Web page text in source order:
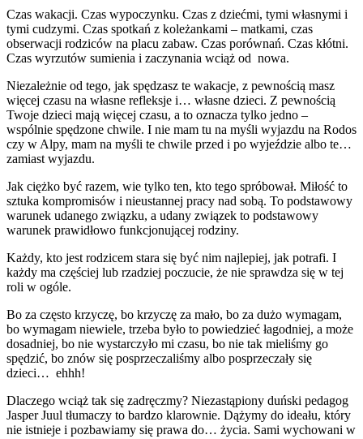
Czas wakacji. Czas wypoczynku. Czas z dziećmi, tymi własnymi i
tymi cudzymi. Czas spotkań z koleżankami – matkami, czas
obserwacji rodziców na placu zabaw. Czas porównań. Czas kłótni.
Czas wyrzutów sumienia i zaczynania wciąż od nowa.
Niezależnie od tego, jak spędzasz te wakacje, z pewnością masz
więcej czasu na własne refleksje i… własne dzieci. Z pewnością
Twoje dzieci mają więcej czasu, a to oznacza tylko jedno –
wspólnie spędzone chwile. I nie mam tu na myśli wyjazdu na Rodos
czy w Alpy, mam na myśli te chwile przed i po wyjeździe albo te…
zamiast wyjazdu.
Jak ciężko być razem, wie tylko ten, kto tego spróbował. Miłość to
sztuka kompromisów i nieustannej pracy nad sobą. To podstawowy
warunek udanego związku, a udany związek to podstawowy
warunek prawidłowo funkcjonującej rodziny.
Każdy, kto jest rodzicem stara się być nim najlepiej, jak potrafi. I
każdy ma częściej lub rzadziej poczucie, że nie sprawdza się w tej
roli w ogóle.
Bo za często krzyczę, bo krzyczę za mało, bo za dużo wymagam,
bo wymagam niewiele, trzeba było to powiedzieć łagodniej, a może
dosadniej, bo nie wystarczyło mi czasu, bo nie tak mieliśmy go
spędzić, bo znów się posprzeczaliśmy albo posprzeczały się
dzieci… ehhh!
Dlaczego wciąż tak się zadręczmy? Niezastąpiony duński pedagog
Jasper Juul tłumaczy to bardzo klarownie. Dążymy do ideału, który
nie istnieje i pozbawiamy się prawa do… życia. Sami wychowani w